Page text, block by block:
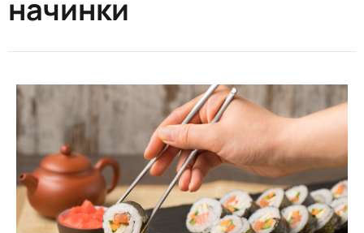
начинки